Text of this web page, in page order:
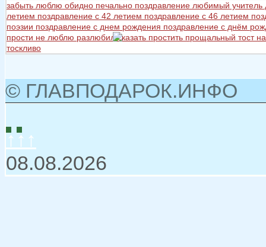
забыть люблю обидно печально поздравление любимый учитель
летием поздравление с 42 летием поздравление с 46 летием
поэзии поздравление с днем рождения поздравление с днём
прости не люблю разлюбил сказать простить прощальный тост
тоскливо
© ГЛАВПОДАРОК.ИНФО
↑↑↑
08.08.2026